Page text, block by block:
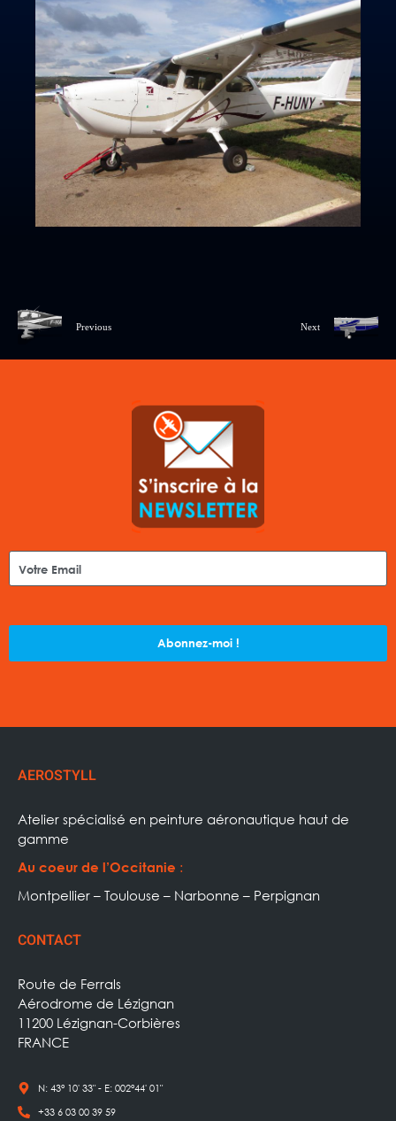
Previous Next
Abonnez-moi !
AEROSTYLL
Atelier spécialisé en peinture aéronautique haut de
gamme
Au coeur de l’Occitanie :
Montpellier – Toulouse – Narbonne – Perpignan
CONTACT
Route de Ferrals
Aérodrome de Lézignan
11200 Lézignan-Corbières
FRANCE
N: 43° 10' 33" - E: 002°44' 01"
+33 6 03 00 39 59